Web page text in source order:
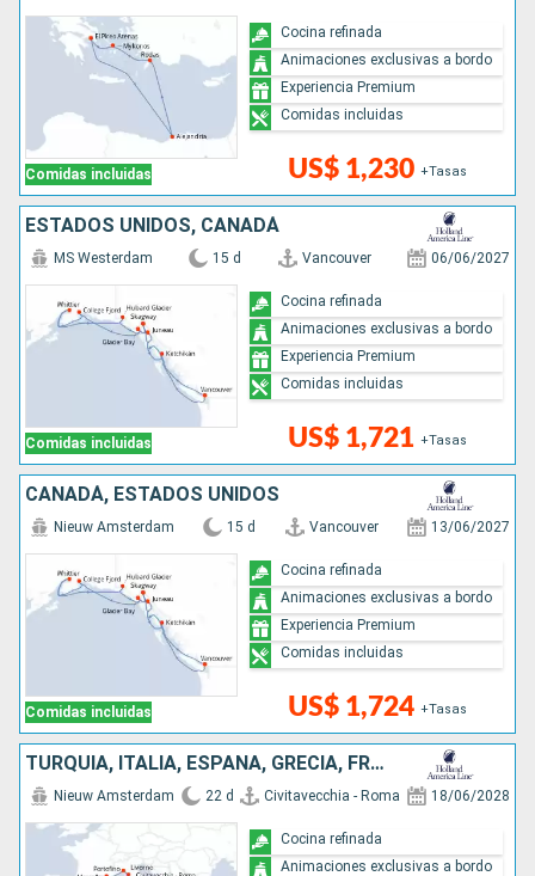
Comidas incluidas US$ 1,230 +Tasas
Cocina refinada
Animaciones exclusivas a bordo
Experiencia Premium
Comidas incluidas
ESTADOS UNIDOS, CANADÁ
Comidas incluidas
MS Westerdam 15 d Vancouver 06/06/2027
US$ 1,721 +Tasas
Cocina refinada
Animaciones exclusivas a bordo
Experiencia Premium
Comidas incluidas
CANADÁ, ESTADOS UNIDOS
Comidas incluidas
Nieuw Amsterdam 15 d Vancouver 13/06/2027
US$ 1,724 +Tasas
Cocina refinada
Animaciones exclusivas a bordo
Experiencia Premium
Comidas incluidas
TURQUÍA, ITALIA, ESPAÑA, GRECIA, FRANCIA, MONTENEGRO, MALTA
Nieuw Amsterdam 22 d Civitavecchia - Roma 18/06/2028
Cocina refinada
Animaciones exclusivas a bordo